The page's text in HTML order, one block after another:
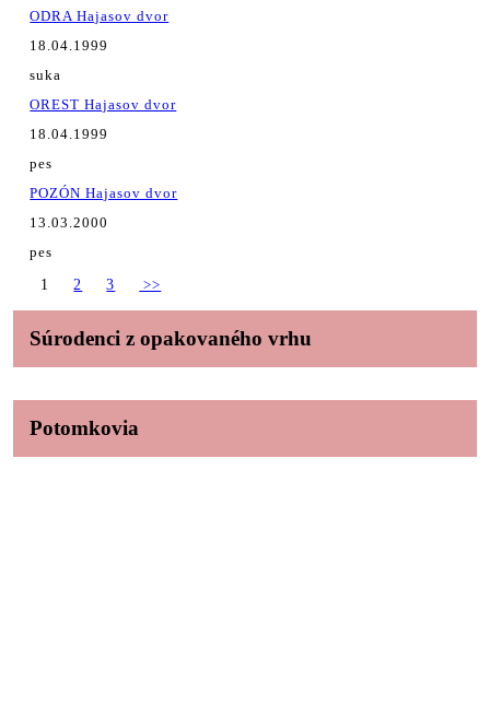
ODRA Hajasov dvor
18.04.1999
suka
OREST Hajasov dvor
18.04.1999
pes
POZÓN Hajasov dvor
13.03.2000
pes
1
2 3 >>
Súrodenci z opakovaného vrhu
Potomkovia